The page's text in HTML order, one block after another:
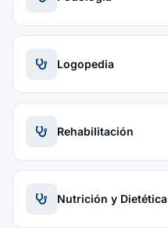
Logopedia
Rehabilitación
Nutrición y Dietética